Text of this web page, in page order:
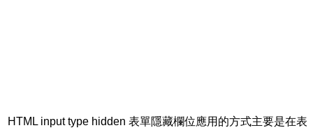
HTML input type hidden 表單隱藏欄位應用的方式主要是在表